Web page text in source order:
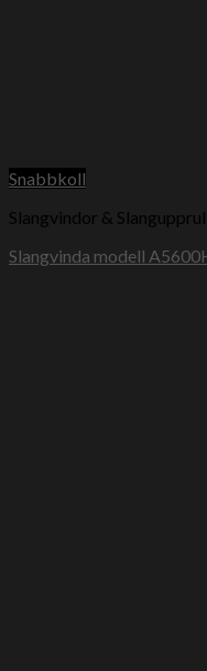
Snabbkoll
Slangvindor &
Slangvinda modell